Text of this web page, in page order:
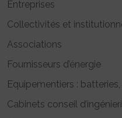
Entreprises
Collectivités et
Associations
Fournisseurs d’énergie
Equipementiers :
Cabinets conseil